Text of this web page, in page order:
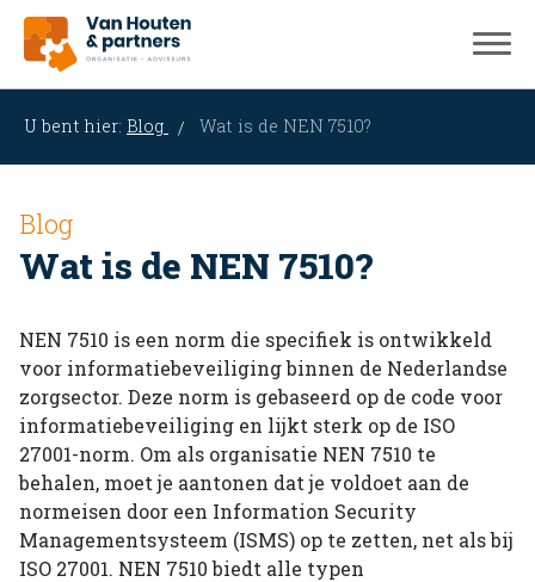
U bent hier: Blog Wat is de NEN 7510?
Blog
Wat is de NEN 7510?
NEN 7510 is een norm die specifiek is ontwikkeld
voor informatiebeveiliging binnen de Nederlandse
zorgsector. Deze norm is gebaseerd op de code voor
informatiebeveiliging en lijkt sterk op de ISO
27001-norm. Om als organisatie NEN 7510 te
behalen, moet je aantonen dat je voldoet aan de
normeisen door een Information Security
Managementsysteem (ISMS) op te zetten, net als bij
ISO 27001. NEN 7510 biedt alle typen